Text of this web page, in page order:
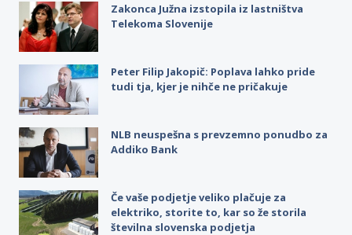
Zakonca Južna izstopila iz lastništva
Telekoma Slovenije
Peter Filip Jakopič: Poplava lahko pride
tudi tja, kjer je nihče ne pričakuje
NLB neuspešna s prevzemno ponudbo za
Addiko Bank
Če vaše podjetje veliko plačuje za
elektriko, storite to, kar so že storila
številna slovenska podjetja